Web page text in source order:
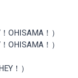
OHISAMA！）
OHISAMA！）
！）